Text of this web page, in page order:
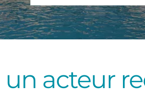
un acteur